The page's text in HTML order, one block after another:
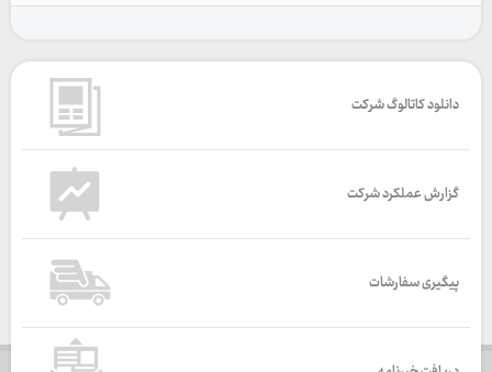
دانلود کاتالوگ شرکت
گزارش عملکرد شرکت
پیگیری سفارشات